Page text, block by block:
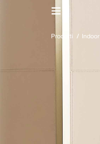
IT
Prodotti / Indoor